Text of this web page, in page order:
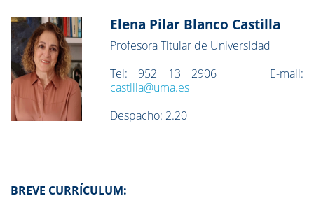
Elena Pilar Blanco Castilla
Profesora Titular de Universidad
Tel: 952 13 2906E-mail:
castilla@uma.es
Despacho: 2.20
BREVE CURRÍCULUM: